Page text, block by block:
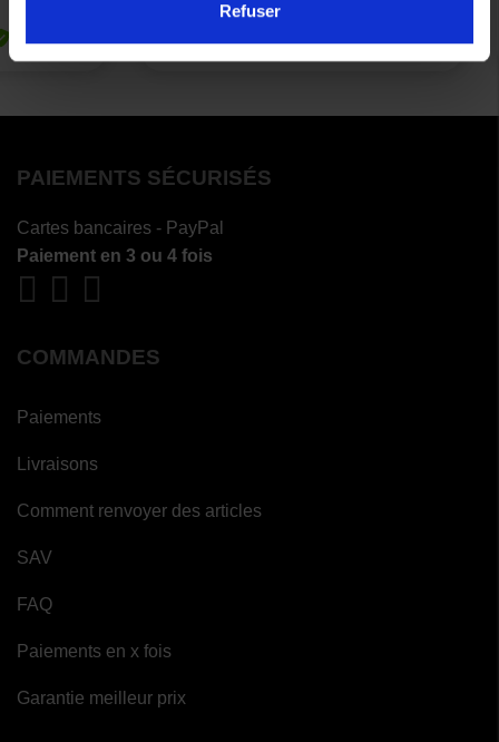
Refuser
PAIEMENTS SÉCURISÉS
Cartes bancaires - PayPal
Paiement en 3 ou 4 fois
COMMANDES
Paiements
Livraisons
Comment renvoyer des articles
SAV
FAQ
Paiements en x fois
Garantie meilleur prix